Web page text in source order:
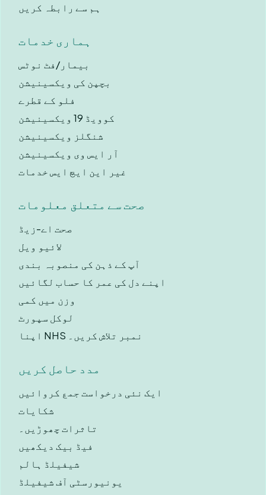
ہم سے رابطہ کریں
ہماری خدمات
بیمار/فٹ نوٹس
بچپن کی ویکسینیشن
فلو کے قطرے
کوویڈ 19 ویکسینیشن
شنگلز ویکسینیشن
آر ایس وی ویکسینیشن
غیر این ایچ ایس خدمات
صحت سے متعلق معلومات
صحت اے-زیڈ
لائیو ویل
آپ کے ذہن کی منصوبہ بندی
اپنے دل کی عمر کا حساب لگائیں
وزن میں کمی
لوکل سپورٹ
اپنا NHS نمبر تلاش کریں۔
مدد حاصل کریں
ایک نئی درخواست جمع کروائیں
شکایات
تاثرات چھوڑیں۔
فیڈ بیک دیکھیں
شیفیلڈ ہالم
یونیورسٹی آف شیفیلڈ